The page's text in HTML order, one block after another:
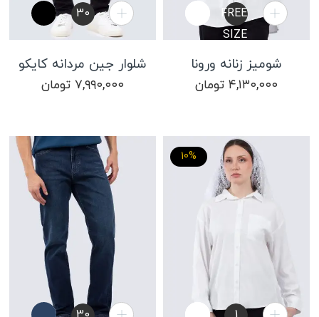
FREE
SIZE
شومیز زنانه ورونا
۴,۱۳۰,۰۰۰ تومان
30
شلوار جین مردانه کایکو
۷,۹۹۰,۰۰۰ تومان
10%
2